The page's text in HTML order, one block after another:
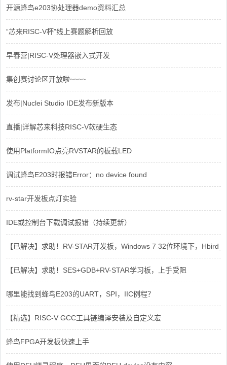
开源蜂鸟e203协处理器demo资料汇总
“芯来RISC-V杯”线上赛题解析回放
早春营|RISC-V处理器嵌入式开发
集创赛讨论区开放啦~~~~
发布|Nuclei Studio IDE发布新版本
直播|详解芯来科技RISC-V软硬生态
使用PlatformIO点亮RVSTAR的板载LED
调试蜂鸟E203时报错Error：no device found
rv-star开发板点灯实验
IDE或控制台下载调试报错（持续更新）
【已解决】求助！RV-STAR开发板，Windows 7 32位环境下，
【已解决】求助！SES+GDB+RV-STAR学习板，上手受阻
哪里能找到蜂鸟E203的UART，SPI，IIC例程？
【精选】RISC-V GCC工具链编译安装及自定义宏
蜂鸟FPGA开发板快速上手